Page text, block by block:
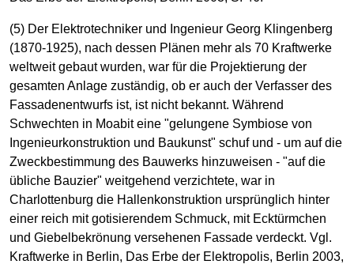
(5) Der Elektrotechniker und Ingenieur Georg Klingenberg
(1870-1925), nach dessen Plänen mehr als 70 Kraftwerke
weltweit gebaut wurden, war für die Projektierung der
gesamten Anlage zuständig, ob er auch der Verfasser des
Fassadenentwurfs ist, ist nicht bekannt. Während
Schwechten in Moabit eine "gelungene Symbiose von
Ingenieurkonstruktion und Baukunst" schuf und - um auf die
Zweckbestimmung des Bauwerks hinzuweisen - "auf die
übliche Bauzier" weitgehend verzichtete, war in
Charlottenburg die Hallenkonstruktion ursprünglich hinter
einer reich mit gotisierendem Schmuck, mit Ecktürmchen
und Giebelbekrönung versehenen Fassade verdeckt. Vgl.
Kraftwerke in Berlin, Das Erbe der Elektropolis, Berlin 2003,